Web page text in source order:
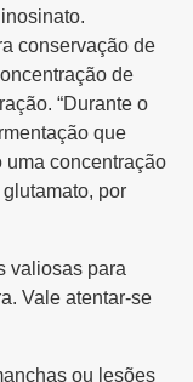
conservação de
de
“Durante o
que
uma concentração
por
valiosas para
Vale atentar-se
ou lesões